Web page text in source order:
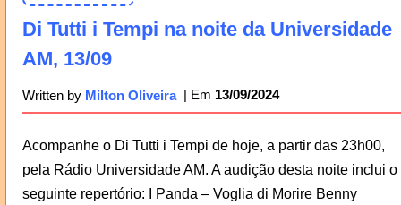
Di Tutti i Tempi na noite da Universidade
AM, 13/09
Written by Milton Oliveira 13/09/2024
Acompanhe o Di Tutti i Tempi de hoje, a partir das 23h00,
pela Rádio Universidade AM. A audição desta noite inclui o
seguinte repertório: I Panda – Voglia di Morire Benny